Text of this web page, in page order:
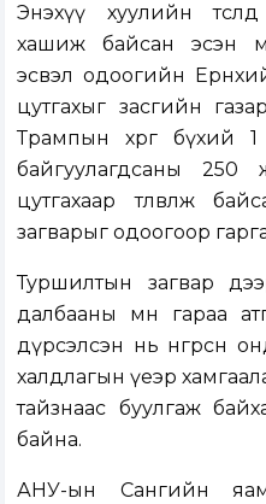
Энэхүү хуулийн
хашиж байсан эсэн
эсвэл одоогийн
цутгахыг засгийн
Трампын хөрөг бүхий
байгуулагдсаны
цутгахаар төлөвлөж
загварыг одоогоор
Туршилтын загвар
далбааны өмнө гараа
дүрсэлсэн нь өнгөрсөн
халдлагын үеэр
тайзнаас буулгаж
байна.
АНУ-ын Сангийн